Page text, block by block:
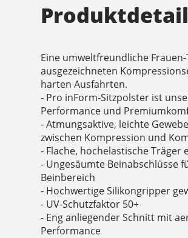
Eine umweltfreundliche
ausgezeichneten
harten Ausfahrten.
- Pro inForm-Sitzpolster ist
Performance und
- Atmungsaktive, leichte
zwischen Kompression und
- Flache, hochelastische
- Ungesäumte Beinabschlüsse
Beinbereich
- Hochwertige Silikongripper
- UV-Schutzfaktor 50+
- Eng anliegender Schnitt mit
Performance